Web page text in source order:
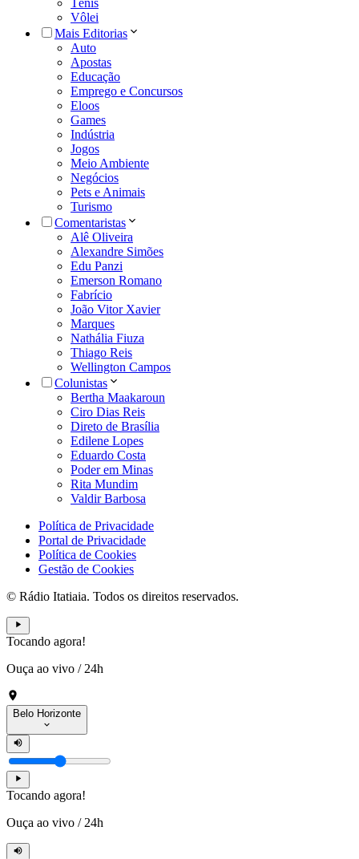
Vôlei
Mais Editorias
Auto
Apostas
Educação
Emprego e Concursos
Eloos
Games
Indústria
Jogos
Meio Ambiente
Negócios
Pets e Animais
Turismo
Comentaristas
Alê Oliveira
Alexandre Simões
Edu Panzi
Emerson Romano
Fabrício
João Vitor Xavier
Marques
Nathália Fiuza
Thiago Reis
Wellington Campos
Colunistas
Bertha Maakaroun
Ciro Dias Reis
Direto de Brasília
Edilene Lopes
Eduardo Costa
Poder em Minas
Rita Mundim
Valdir Barbosa
Política de Privacidade
Portal de Privacidade
Política de Cookies
Gestão de Cookies
© Rádio Itatiaia. Todos os direitos reservados.
Tocando agora!
Ouça ao vivo / 24h
Belo Horizonte
Tocando agora!
Ouça ao vivo / 24h